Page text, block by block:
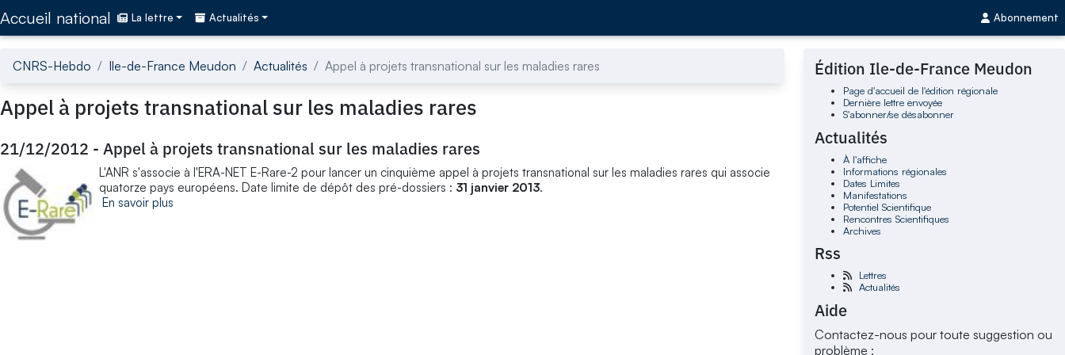
Accueil national La lettre Actualités Abonnement
CNRS-Hebdo Ile-de-France Meudon Actualités Appel à projets transnational sur les maladies rares
Appel à projets transnational sur les maladies rares
21/12/2012 - Appel à projets transnational sur les maladies rares
L'ANR s'associe à l'ERA-NET E-Rare-2 pour lancer un cinquième appel à projets transnational sur les maladies rares qui associe
quatorze pays européens. Date limite de dépôt des pré-dossiers : 31 janvier 2013.
En savoir plus
Édition Ile-de-France Meudon
Page d'accueil de l'édition régionale
Dernière lettre envoyée
S'abonner/se désabonner
Actualités
À l'affiche
Informations régionales
Dates Limites
Manifestations
Potentiel Scientifique
Rencontres Scientifiques
Archives
Rss
Lettres
Actualités
Aide
Contactez-nous pour toute suggestion ou
problème :